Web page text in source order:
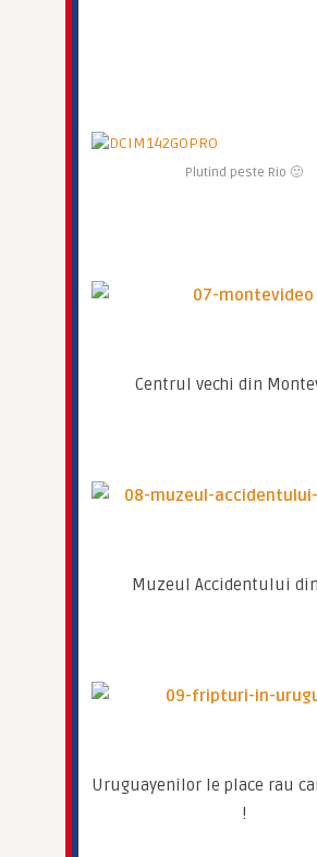
Plutind peste Rio 🙂
Centrul vechi din
Muzeul Accidentului
Uruguayenilor le place rau
!